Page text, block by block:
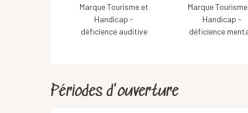
Marque Tourisme et
Handicap -
déficience auditive
Marque
Handicap -
déficience
Périodes d'ouverture